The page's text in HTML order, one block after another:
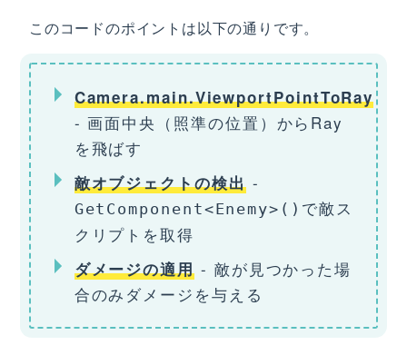
このコードのポイントは以下の通りです。
Camera.main.ViewportPointToRay
- 画面中央（照準の位置）からRay
を飛ばす
敵オブジェクトの検出-
GetComponent<Enemy>() で敵ス
クリプトを取得
ダメージの適用 - 敵が見つかった場
合のみダメージを与える